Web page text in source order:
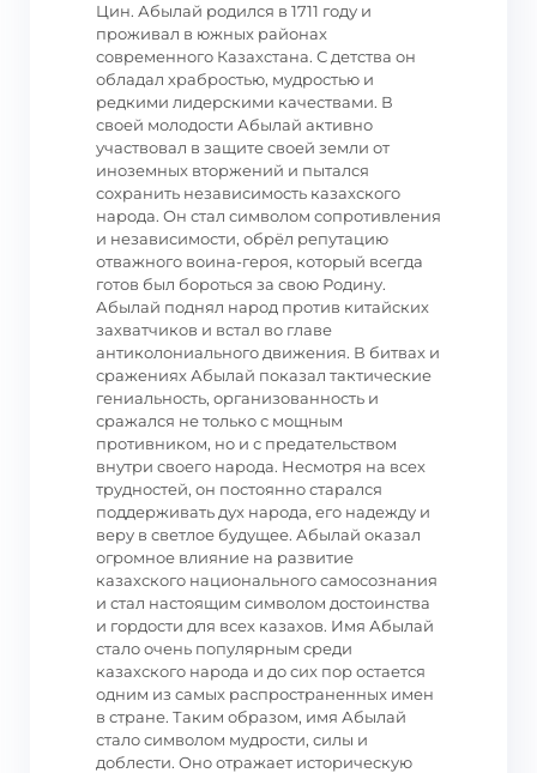
Цин. Абылай родился в 1711 году и
проживал в южных районах
современного Казахстана. С детства он
обладал храбростью, мудростью и
редкими лидерскими качествами. В
своей молодости Абылай активно
участвовал в защите своей земли от
иноземных вторжений и пытался
сохранить независимость казахского
народа. Он стал символом сопротивления
и независимости, обрёл репутацию
отважного воина-героя, который всегда
готов был бороться за свою Родину.
Абылай поднял народ против китайских
захватчиков и встал во главе
антиколониального движения. В битвах и
сражениях Абылай показал тактические
гениальность, организованность и
сражался не только с мощным
противником, но и с предательством
внутри своего народа. Несмотря на всех
трудностей, он постоянно старался
поддерживать дух народа, его надежду и
веру в светлое будущее. Абылай оказал
огромное влияние на развитие
казахского национального самосознания
и стал настоящим символом достоинства
и гордости для всех казахов. Имя Абылай
стало очень популярным среди
казахского народа и до сих пор остается
одним из самых распространенных имен
в стране. Таким образом, имя Абылай
стало символом мудрости, силы и
доблести. Оно отражает историческую